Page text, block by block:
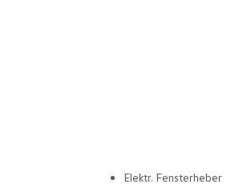
Elektr. Fensterheber